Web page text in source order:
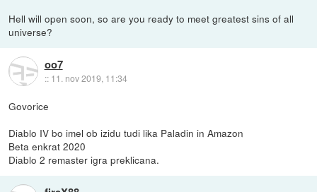
Hell will open soon, so are you ready to meet greatest sins of all
universe?
oo7
:: 11. nov 2019, 11:34
Govorice
Diablo IV bo imel ob izidu tudi lika Paladin in Amazon
Beta enkrat 2020
Diablo 2 remaster igra preklicana.